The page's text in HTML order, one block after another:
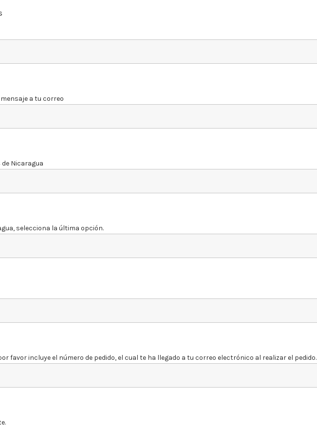
a tu correo
Nicaragua
selecciona la última opción.
favor incluye el número de pedido, el cual te ha llegado a tu correo electrónico al realizar el pedido.